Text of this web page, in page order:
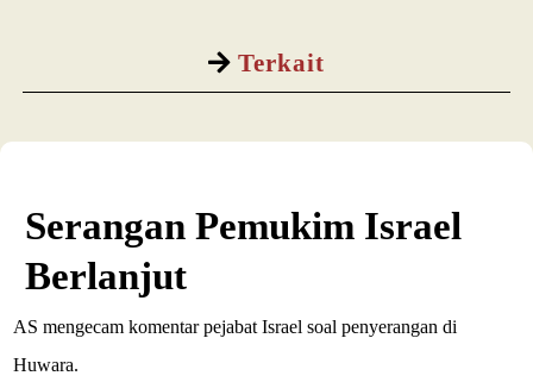
Terkait
Serangan Pemukim Israel
Berlanjut
AS mengecam komentar pejabat Israel soal penyerangan di
Huwara.